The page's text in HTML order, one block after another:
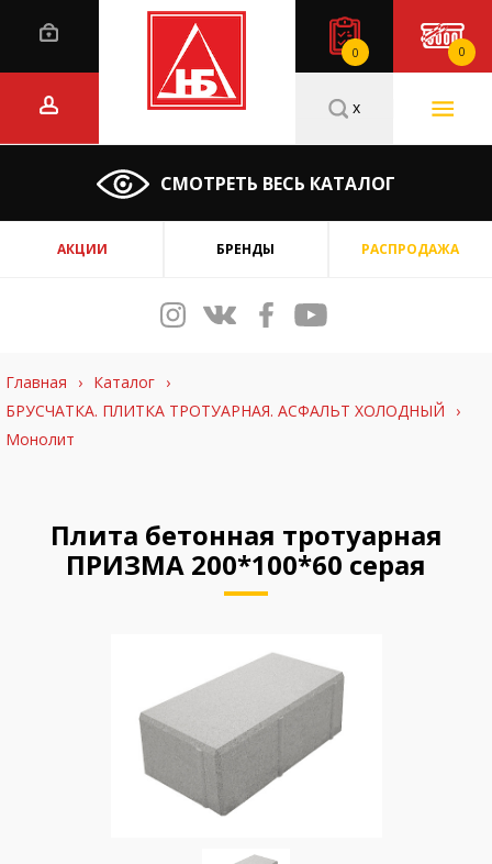
0 0
СМОТРЕТЬ ВЕСЬ КАТАЛОГ
x
АКЦИИ БРЕНДЫ РАСПРОДАЖА
Главная › Каталог ›
БРУСЧАТКА. ПЛИТКА ТРОТУАРНАЯ. АСФАЛЬТ ХОЛОДНЫЙ
›
Монолит
Плита бетонная тротуарная
ПРИЗМА 200*100*60 серая